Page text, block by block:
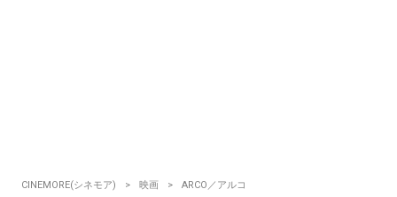
CINEMORE(シネモア) 映画
ARCO／アルコ